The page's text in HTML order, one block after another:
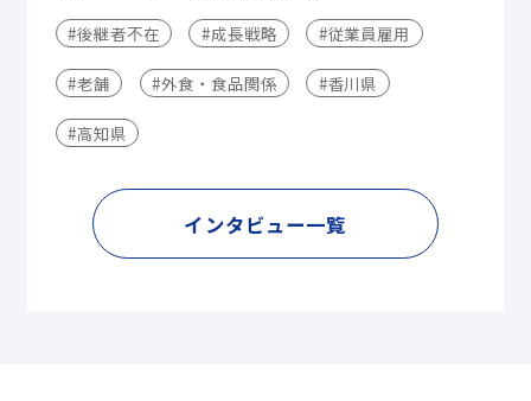
#後継者不在 #成長戦略 #従業員雇用
#老舗 #外食・食品関係 #香川県
#高知県
インタビュー一覧